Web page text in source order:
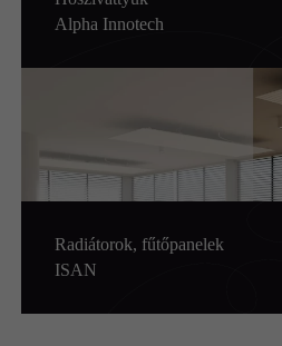
Alpha Innotech
Radiátorok, fűtőpanelek
ISAN